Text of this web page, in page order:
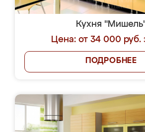
Кухня
Цена: от 34 000 руб.
ПОДРОБНЕЕ